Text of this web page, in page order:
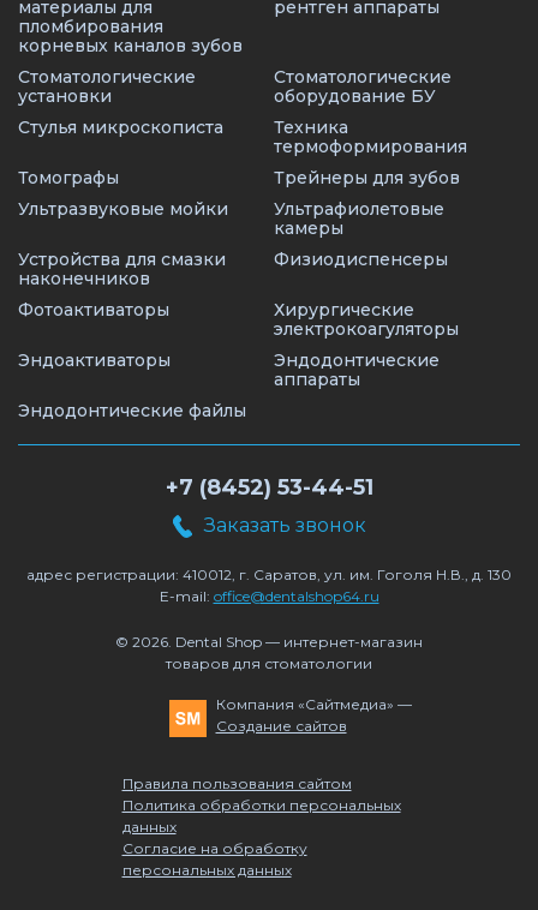
материалы для
пломбирования
корневых каналов зубов
рентген аппараты
Стоматологические
установки
Стоматологические
оборудование БУ
Стулья микроскописта
Техника
термоформирования
Томографы
Трейнеры для зубов
Ультразвуковые мойки
Ультрафиолетовые
камеры
Устройства для смазки
наконечников
Физиодиспенсеры
Фотоактиваторы
Хирургические
электрокоагуляторы
Эндоактиваторы
Эндодонтические
аппараты
Эндодонтические файлы
+7 (8452) 53-44-51
Заказать звонок
адрес регистрации: 410012, г. Саратов, ул. им. Гоголя Н.В., д. 130
E-mail: office@dentalshop64.ru
© 2026. Dental Shop — интернет-магазин
товаров для стоматологии
Компания «Сайтмедиа» —
Создание сайтов
Правила пользования сайтом
Политика обработки персональных
данных
Согласие на обработку
персональных данных